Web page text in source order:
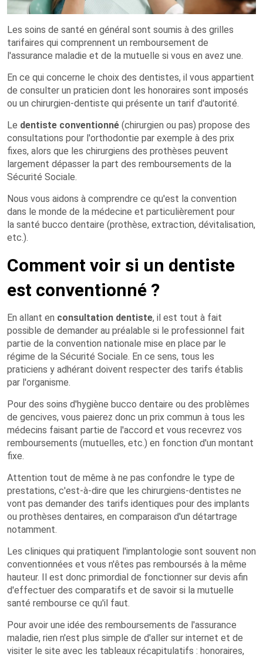
Les soins de santé en général sont soumis à des grilles
tarifaires qui comprennent un remboursement de
l'assurance maladie et de la mutuelle si vous en avez une.
En ce qui concerne le choix des dentistes, il vous appartient
de consulter un praticien dont les honoraires sont imposés
ou un chirurgien-dentiste qui présente un tarif d'autorité.
Le dentiste conventionné (chirurgien ou pas) propose des
consultations pour l'orthodontie par exemple à des prix
fixes, alors que les chirurgiens des prothèses peuvent
largement dépasser la part des remboursements de la
Sécurité Sociale.
Nous vous aidons à comprendre ce qu'est la convention
dans le monde de la médecine et particulièrement pour
la santé bucco dentaire (prothèse, extraction, dévitalisation,
etc.).
Comment voir si un dentiste
est conventionné ?
En allant en consultation dentiste, il est tout à fait
possible de demander au préalable si le professionnel fait
partie de la convention nationale mise en place par le
régime de la Sécurité Sociale. En ce sens, tous les
praticiens y adhérant doivent respecter des tarifs établis
par l'organisme.
Pour des soins d'hygiène bucco dentaire ou des problèmes
de gencives, vous paierez donc un prix commun à tous les
médecins faisant partie de l'accord et vous recevrez vos
remboursements (mutuelles, etc.) en fonction d'un montant
fixe.
Attention tout de même à ne pas confondre le type de
prestations, c'est-à-dire que les chirurgiens-dentistes ne
vont pas demander des tarifs identiques pour des implants
ou prothèses dentaires, en comparaison d'un détartrage
notamment.
Les cliniques qui pratiquent l'implantologie sont souvent non
conventionnées et vous n'êtes pas remboursés à la même
hauteur. Il est donc primordial de fonctionner sur devis afin
d'effectuer des comparatifs et de savoir si la mutuelle
santé rembourse ce qu'il faut.
Pour avoir une idée des remboursements de l'assurance
maladie, rien n'est plus simple de d'aller sur internet et de
visiter le site avec les tableaux récapitulatifs : honoraires,